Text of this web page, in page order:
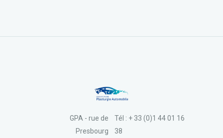
Tél : + 33 (0)1 44 01 16
38
GPA - rue de
Presbourg